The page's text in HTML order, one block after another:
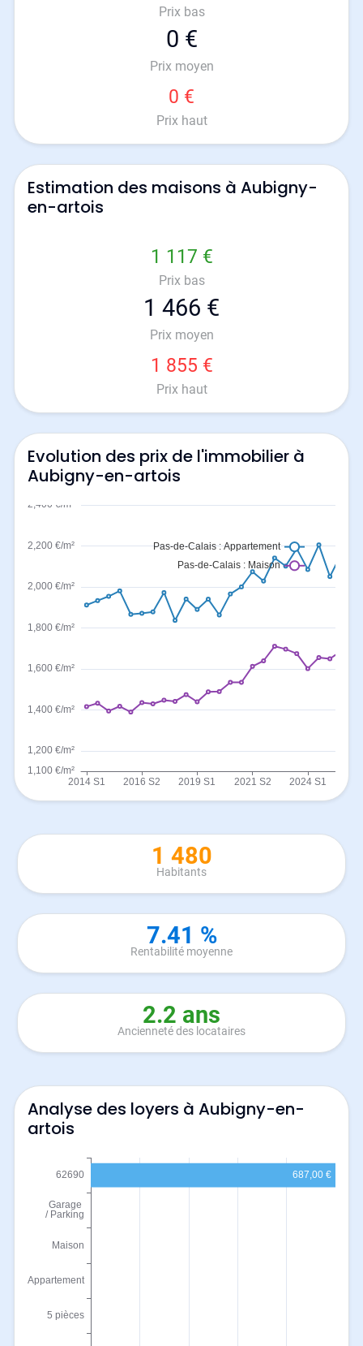
Prix bas
0 €
Prix moyen
0 €
Prix haut
Estimation des maisons à Aubigny-
en-artois
1 117 €
Prix bas
1 466 €
Prix moyen
1 855 €
Prix haut
Evolution des prix de l'immobilier à
Aubigny-en-artois
1 480
Habitants
7.41 %
Rentabilité moyenne
2.2 ans
Ancienneté des locataires
Analyse des loyers à Aubigny-en-
artois